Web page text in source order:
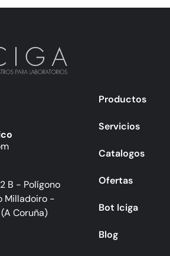
B - Polígono
Milladoiro -
Coruña)
Productos
Servicios
Catalogos
Ofertas
Bot Iciga
Blog